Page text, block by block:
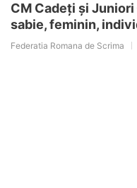
CM Cadeți și Juniori
sabie, feminin,
Federatia Romana de Scrima